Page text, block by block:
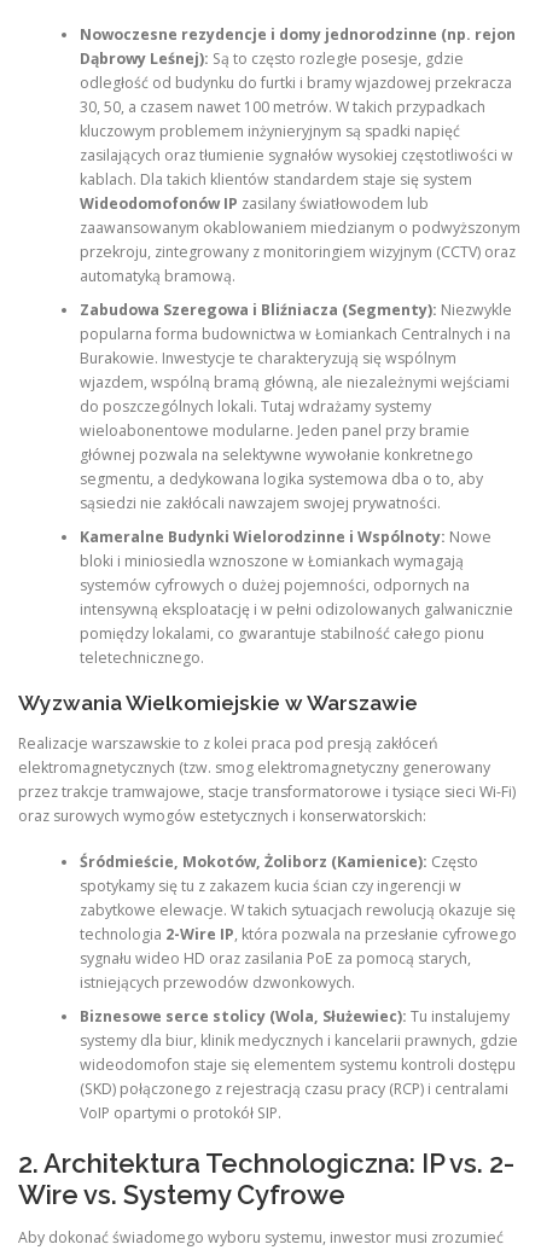
Nowoczesne rezydencje i domy jednorodzinne (np. rejon
Dąbrowy Leśnej): Są to często rozległe posesje, gdzie
odległość od budynku do furtki i bramy wjazdowej przekracza
30, 50, a czasem nawet 100 metrów. W takich przypadkach
kluczowym problemem inżynieryjnym są spadki napięć
zasilających oraz tłumienie sygnałów wysokiej częstotliwości w
kablach. Dla takich klientów standardem staje się system
Wideodomofonów IP zasilany światłowodem lub
zaawansowanym okablowaniem miedzianym o podwyższonym
przekroju, zintegrowany z monitoringiem wizyjnym (CCTV) oraz
automatyką bramową.
Zabudowa Szeregowa i Bliźniacza (Segmenty): Niezwykle
popularna forma budownictwa w Łomiankach Centralnych i na
Burakowie. Inwestycje te charakteryzują się wspólnym
wjazdem, wspólną bramą główną, ale niezależnymi wejściami
do poszczególnych lokali. Tutaj wdrażamy systemy
wieloabonentowe modularne. Jeden panel przy bramie
głównej pozwala na selektywne wywołanie konkretnego
segmentu, a dedykowana logika systemowa dba o to, aby
sąsiedzi nie zakłócali nawzajem swojej prywatności.
Kameralne Budynki Wielorodzinne i Wspólnoty: Nowe
bloki i miniosiedla wznoszone w Łomiankach wymagają
systemów cyfrowych o dużej pojemności, odpornych na
intensywną eksploatację i w pełni odizolowanych galwanicznie
pomiędzy lokalami, co gwarantuje stabilność całego pionu
teletechnicznego.
Wyzwania Wielkomiejskie w Warszawie
Realizacje warszawskie to z kolei praca pod presją zakłóceń
elektromagnetycznych (tzw. smog elektromagnetyczny generowany
przez trakcje tramwajowe, stacje transformatorowe i tysiące sieci Wi-Fi)
oraz surowych wymogów estetycznych i konserwatorskich:
Śródmieście, Mokotów, Żoliborz (Kamienice): Często
spotykamy się tu z zakazem kucia ścian czy ingerencji w
zabytkowe elewacje. W takich sytuacjach rewolucją okazuje się
technologia 2-Wire IP, która pozwala na przesłanie cyfrowego
sygnału wideo HD oraz zasilania PoE za pomocą starych,
istniejących przewodów dzwonkowych.
Biznesowe serce stolicy (Wola, Służewiec): Tu instalujemy
systemy dla biur, klinik medycznych i kancelarii prawnych, gdzie
wideodomofon staje się elementem systemu kontroli dostępu
(SKD) połączonego z rejestracją czasu pracy (RCP) i centralami
VoIP opartymi o protokół SIP.
2. Architektura Technologiczna: IP vs. 2-
Wire vs. Systemy Cyfrowe
Aby dokonać świadomego wyboru systemu, inwestor musi zrozumieć